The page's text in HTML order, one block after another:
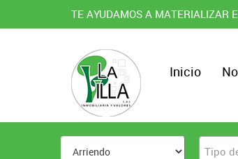
TE AYUDAMOS A MATERIALIZAR
Inicio
Tipo